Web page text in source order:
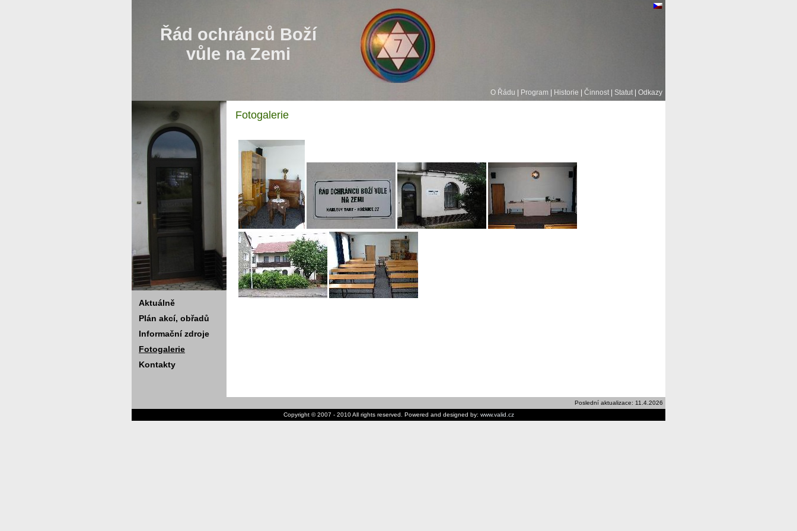
Řád ochránců Boží
vůle na Zemi
O Řádu Program Historie Činnost Statut| Odkazy
Aktuálně
Plán akcí, obřadů
Informační zdroje
Fotogalerie
Kontakty
Fotogalerie
Poslední aktualizace: 11.4.2026
Copyright © 2007 - 2010 All rights reserved. Powered and designed by: www.valid.cz